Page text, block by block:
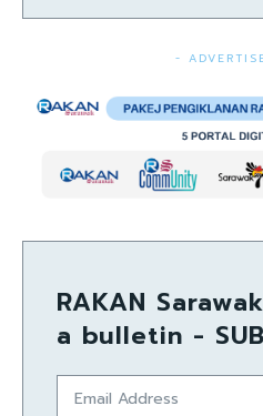
-
RAKAN
a bulletin -